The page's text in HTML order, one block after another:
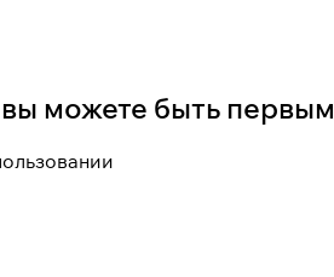
вы можете быть первым